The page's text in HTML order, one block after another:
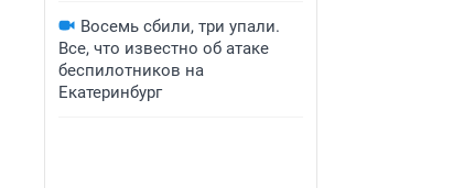
Восемь сбили, три упали.
Все, что известно об атаке
беспилотников на
Екатеринбург